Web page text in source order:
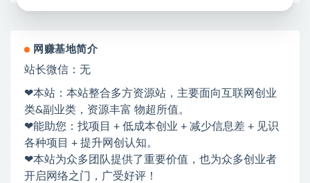
网赚基地简介
站长微信：无
❤本站：本站整合多方资源站，主要面向互联网创业
类&副业类，资源丰富 物超所值。
❤能助您：找项目 + 低成本创业 + 减少信息差 + 见识
各种项目 + 提升网创认知。
❤本站为众多团队提供了重要价值，也为众多创业者
开启网络之门，广受好评！